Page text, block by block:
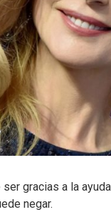
gracias a la
negar.